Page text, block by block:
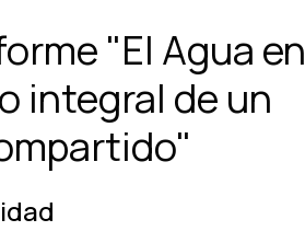
"El Agua en
integral de un